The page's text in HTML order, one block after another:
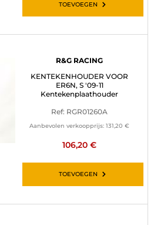
TOEVOEGEN
R&G RACING
KENTEKENHOUDER VOOR
ER6N, S '09-11
Kentekenplaathouder
Ref: RGR01260A
Aanbevolen verkoopprijs: 131,20 €
106,20 €
TOEVOEGEN